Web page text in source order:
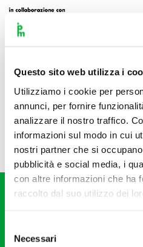
Questo sito web utilizza i
Utilizziamo i cookie per
annunci, per fornire
analizzare il nostro traffico.
informazioni sul modo in cui
nostri partner che si
pubblicità e social media, i
con altre informazioni che ha
raccolto dal suo utilizzo dei
delNecessari